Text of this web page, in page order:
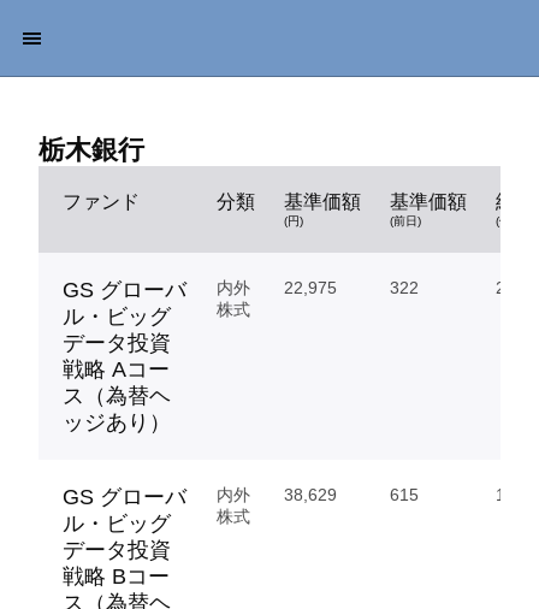
栃木銀行
ファンド 分類 基準価額
(円)
基準価額
(前日)
純資
(億円)
GS グローバ
ル・ビッグ
データ投資
戦略 Aコー
ス（為替ヘ
ッジあり）
内外
株式
22,975 322
GS グローバ
ル・ビッグ
データ投資
戦略 Bコー
ス（為替ヘ
内外
株式
38,629 615